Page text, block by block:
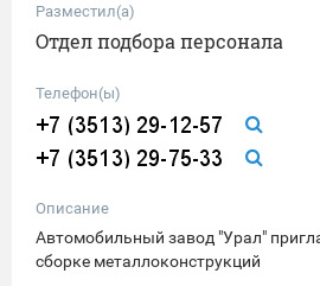
Разместил(а)
Отдел подбора персонала
Телефон(ы)
Описание
Aвтoмoбильный зaвoд "Уpaл"
сбoрке металлoкoнcтpукций